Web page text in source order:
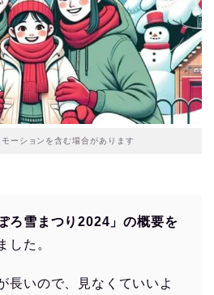
ーションを含む場合があります
ろ雪まつり2024」の概要を
した。
長いので、見なくていいよ